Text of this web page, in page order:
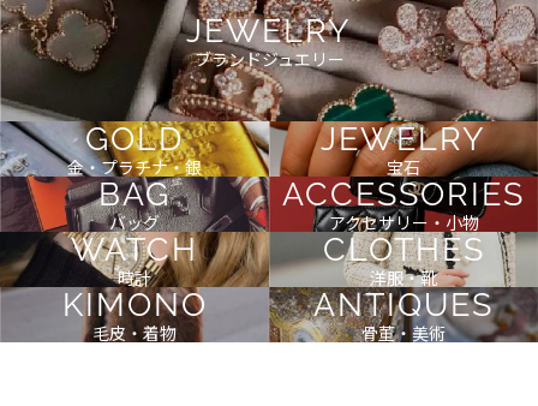
JEWELRY
ブランドジュエリー
GOLD
金・プラチナ・銀
JEWELRY
宝石
BAG
バッグ
ACCESSORIES
アクセサリー・小物
WATCH
時計
CLOTHES
洋服・靴
KIMONO
毛皮・着物
ANTIQUES
骨董・美術